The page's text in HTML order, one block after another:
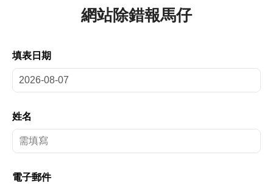
網站除錯報馬仔
填表日期
姓名
電子郵件